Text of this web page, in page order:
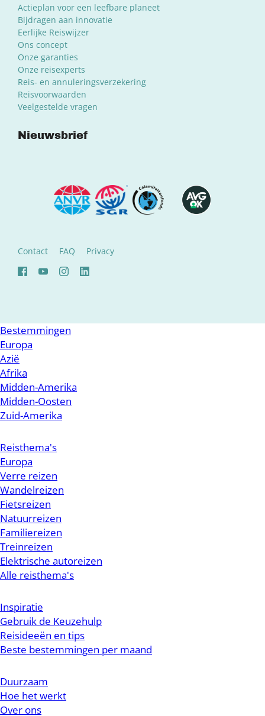
Actieplan voor een leefbare planeet
Bijdragen aan innovatie
Eerlijke Reiswijzer
Ons concept
Onze garanties
Onze reisexperts
Reis- en annuleringsverzekering
Reisvoorwaarden
Veelgestelde vragen
Nieuwsbrief
Contact FAQ Privacy
Bestemmingen
Europa
Azië
Afrika
Midden-Amerika
Midden-Oosten
Zuid-Amerika
Reisthema's
Europa
Verre reizen
Wandelreizen
Fietsreizen
Natuurreizen
Familiereizen
Treinreizen
Elektrische autoreizen
Alle reisthema's
Inspiratie
Gebruik de Keuzehulp
Reisideeën en tips
Beste bestemmingen per maand
Duurzaam
Hoe het werkt
Over ons